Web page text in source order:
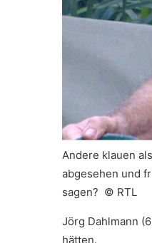
Andere klauen
abgesehen und
sagen? © RTL
Jörg Dahlmann
hätten.